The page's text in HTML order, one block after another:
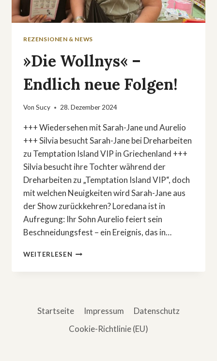
REZENSIONEN & NEWS
»Die Wollnys« –
Endlich neue Folgen!
Von Sucy 28. Dezember 2024
+++ Wiedersehen mit Sarah-Jane und Aurelio
+++ Silvia besucht Sarah-Jane bei Dreharbeiten
zu Temptation Island VIP in Griechenland +++
Silvia besucht ihre Tochter während der
Dreharbeiten zu „Temptation Island VIP“, doch
mit welchen Neuigkeiten wird Sarah-Jane aus
der Show zurückkehren? Loredana ist in
Aufregung: Ihr Sohn Aurelio feiert sein
Beschneidungsfest – ein Ereignis, das in…
WEITERLESEN »DIE
–
Startseite Impressum
Datenschutz
Cookie-Richtlinie (EU)